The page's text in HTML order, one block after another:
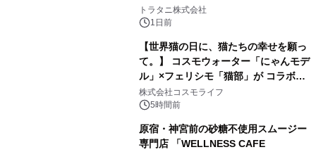
トラタニ株式会社
1日前
【世界猫の日に、猫たちの幸せを願っ
て。】 コスモウォーター「にゃんモデ
ル」×フェリシモ「猫部」が コラボキ
ャンペーンを実施
株式会社コスモライフ
5時間前
原宿・神宮前の砂糖不使用スムージー
専門店 「WELLNESS CAFE